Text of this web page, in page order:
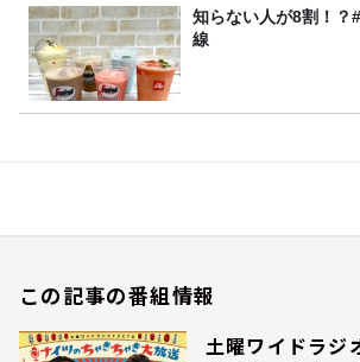
知らない人が8割！？
線
この記事の番組情報
土曜ワイドラジ